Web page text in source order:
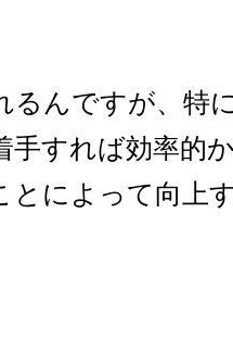
るんですが、特
手すれば効率的
とによって向上